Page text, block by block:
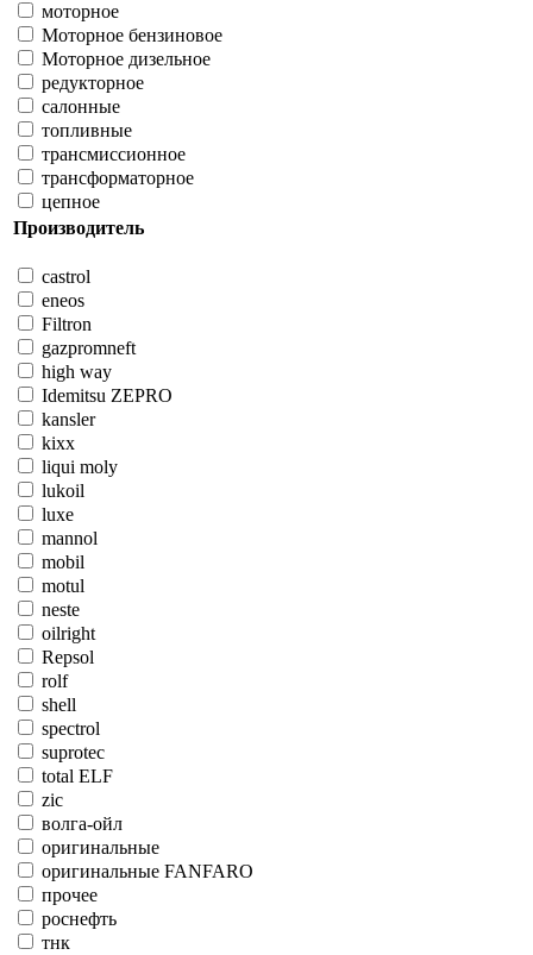
моторное
Моторное бензиновое
Моторное дизельное
редукторное
салонные
топливные
трансмиссионное
трансформаторное
цепное
Производитель
castrol
eneos
Filtron
gazpromneft
high way
Idemitsu ZEPRO
kansler
kixx
liqui moly
lukoil
luxe
mannol
mobil
motul
neste
oilright
Repsol
rolf
shell
spectrol
suprotec
total ELF
zic
волга-ойл
оригинальные
оригинальные FANFARO
прочее
роснефть
тнк